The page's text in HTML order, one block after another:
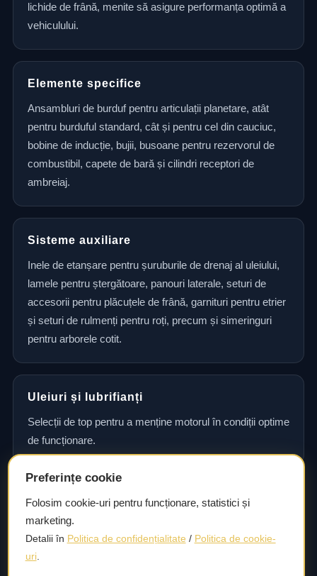
lichide de frână, menite să asigure performanța optimă a
vehiculului.
Elemente specifice
Ansambluri de burduf pentru articulații planetare, atât
pentru burduful standard, cât și pentru cel din cauciuc,
bobine de inducție, bujii, busoane pentru rezervorul de
combustibil, capete de bară și cilindri receptori de
ambreiaj.
Sisteme auxiliare
Inele de etanșare pentru șuruburile de drenaj al uleiului,
lamele pentru ștergătoare, panouri laterale, seturi de
accesorii pentru plăcuțele de frână, garnituri pentru etrier
și seturi de rulmenți pentru roți, precum și simeringuri
pentru arborele cotit.
Uleiuri și lubrifianți
Selecții de top pentru a menține motorul în condiții optime
de funcționare.
Consultanță și asistență tehnică
Consultanță și asistență tehnică pentru alegerea pieselor
potrivite și efectuarea reparațiilor sau întreținerii corecte.
Preferințe cookie
Folosim cookie-uri pentru funcționare, statistici și
marketing.
Detalii în Politica de confidențialitate / Politica de cookie-
uri.